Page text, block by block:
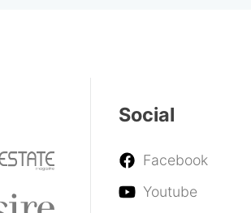
Social
Facebook
Youtube